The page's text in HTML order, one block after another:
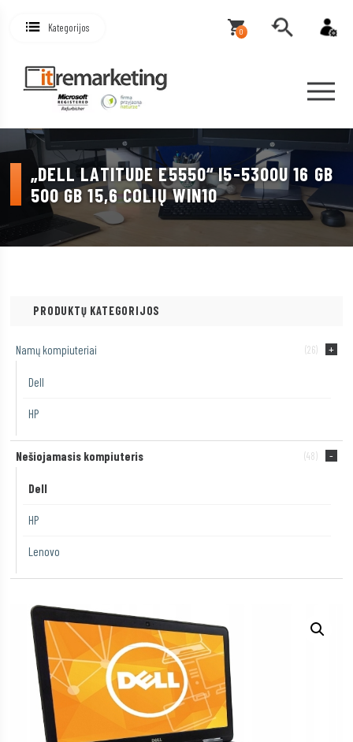
Kategorijos 0
„DELL LATITUDE E5550“ I5-5300U 16 GB
500 GB 15,6 COLIŲ WIN10
PRODUKTŲ KATEGORIJOS
Namų kompiuteriai (26)
Dell
HP
Nešiojamasis kompiuteris (48)
Dell
HP
Lenovo